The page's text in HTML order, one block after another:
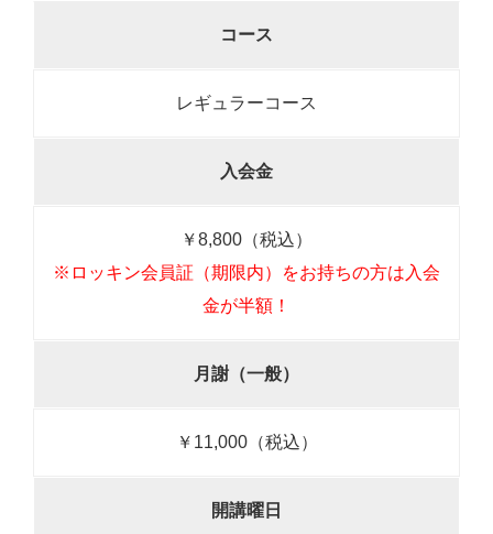
コース
レギュラーコース
入会金
￥8,800（税込）
※ロッキン会員証（期限内）をお持ちの方は入会
金が半額！
月謝（一般）
￥11,000（税込）
開講曜日